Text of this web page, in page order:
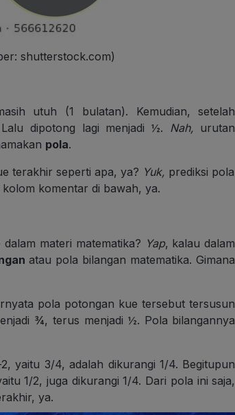
shutterstock.com)
utuh (1 bulatan). Kemudian, setelah
dipotong lagi menjadi ½. Nah, urutan
pola.
terakhir seperti apa, ya? Yuk, prediksi pola
komentar di bawah, ya.
materi matematika? Yap, kalau dalam
atau pola bilangan matematika. Gimana
pola potongan kue tersebut tersusun
¾, terus menjadi ½. Pola bilangannya
yaitu 3/4, adalah dikurangi 1/4. Begitupun
1/2, juga dikurangi 1/4. Dari pola ini saja,
ya.